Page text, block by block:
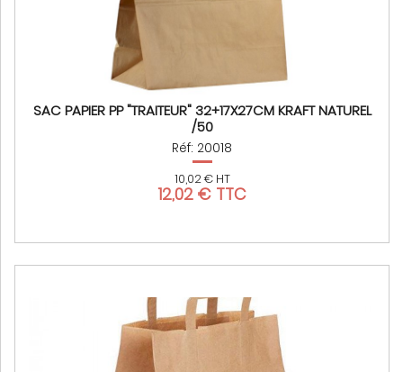
SAC PAPIER PP "TRAITEUR" 32+17X27CM KRAFT NATUREL
/50
Réf: 20018
10,02 € HT
12,02 € TTC